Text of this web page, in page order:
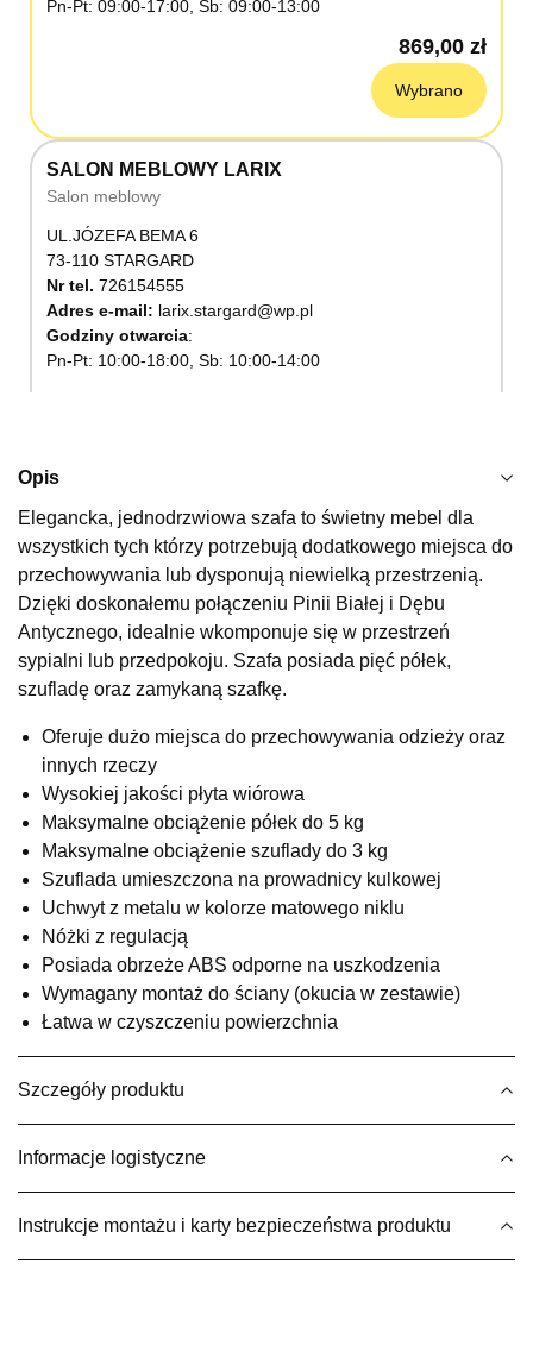
Pn-Pt: 09:00-17:00, Sb: 09:00-13:00
869,00 zł
Wybrano
SALON MEBLOWY LARIX
Salon meblowy
UL.JÓZEFA BEMA 6
73-110 STARGARD
Nr tel. 726154555
Adres e-mail: larix.stargard@wp.pl
Godziny otwarcia
Pn-Pt: 10:00-18:00, Sb: 10:00-14:00
SALON MEBLOWY KUBUŚ
Salon meblowy
UL.RZEMIEŚLNICZA 6
66-470 KOSTRZYN NAD ODRĄ
Nr tel.507103199
Godziny otwarcia
Pn-Pt: 10:00-18:00, Sb: 10:00-14:00
869,00 zł
SALON MEBLOWY M JAK MEBLE
Salon meblowy
UL.BASZTOWA 3
76-100 SŁAWNO
Nr tel.502668736
Adres e-mail:pph.catrin@wp.pl
Godziny otwarcia
Wybierz
Salon meblowy
Opis
Elegancka, jednodrzwiowa szafa to świetny mebel dla
wszystkich tych którzy potrzebują dodatkowego miejsca do
przechowywania lub dysponują niewielką przestrzenią.
Dzięki doskonałemu połączeniu Pinii Białej i Dębu
Antycznego, idealnie wkomponuje się w przestrzeń
sypialni lub przedpokoju. Szafa posiada pięć półek,
szufladę oraz zamykaną szafkę.
Oferuje dużo miejsca do przechowywania odzieży oraz
innych rzeczy
Wysokiej jakości płyta wiórowa
Maksymalne obciążenie półek do 5 kg
Maksymalne obciążenie szuflady do 3 kg
Szuflada umieszczona na prowadnicy kulkowej
Uchwyt z metalu w kolorze matowego niklu
Nóżki z regulacją
Posiada obrzeże ABS odporne na uszkodzenia
Wymagany montaż do ściany (okucia w zestawie)
Łatwa w czyszczeniu powierzchnia
Szczegóły produktu
Informacje logistyczne
Instrukcje montażu i karty bezpieczeństwa produktu